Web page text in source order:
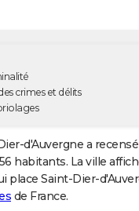
crimes et délits
d'Auvergne a
habitants. La ville
place Saint-Dier-
de France.